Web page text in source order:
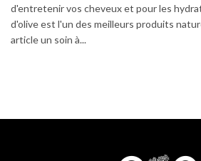
d'entretenir vos cheveux et pour les
d'olive est l'un des meilleurs produits
article un soin à...